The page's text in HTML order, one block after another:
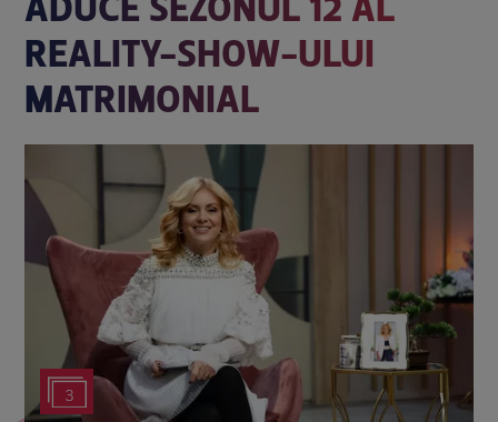
REALITY-SHOW-ULUI
MATRIMONIAL
3